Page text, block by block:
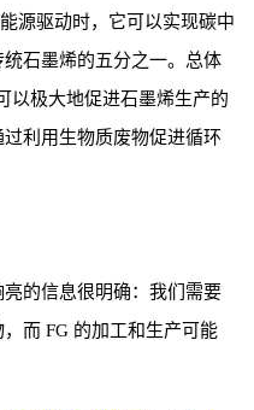
源驱动时，它可以实现碳中
石墨烯的五分之一。总体
以极大地促进石墨烯生产的
利用生物质废物促进循环
的信息很明确：我们需要
而 FG 的加工和生产可能